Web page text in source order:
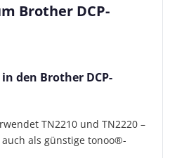
Brother DCP-
den Brother DCP-
TN2210 und TN2220 –
als günstige tonoo®-